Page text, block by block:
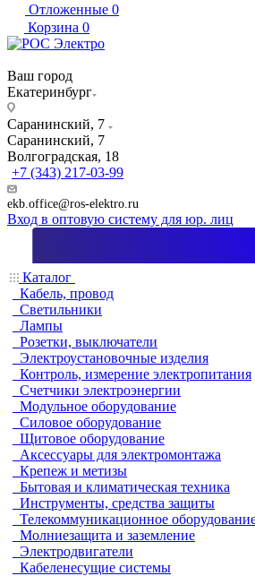
Отложенные 0
Корзина 0
Ваш город
Екатеринбург
Саранинский, 7
Саранинский, 7
Волгоградская, 18
+7 (343) 217-03-99
ekb.office@ros-elektro.ru
Вход в оптовую систему для юр. лиц
Каталог
Кабель, провод
Светильники
Лампы
Розетки, выключатели
Электроустановочные изделия
Контроль, измерение электропитания
Счетчики электроэнергии
Модульное оборудование
Силовое оборудование
Щитовое оборудование
Аксессуары для электромонтажа
Крепеж и метизы
Бытовая и климатическая техника
Инструменты, средства защиты
Телекоммуникационное
Молниезащита и заземление
Электродвигатели
Кабеленесущие системы